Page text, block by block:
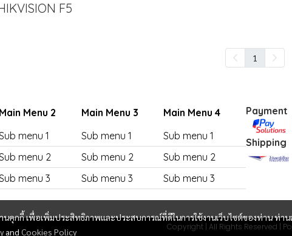
F5
1
นคุกกี้ เพื่อเพิ่มประสิทธิภาพและประสบการณ์ที่ดีในการใช้งานเว็บไซต์ของท่าน ท่าน
and Cookies Policy
Main Menu 2
menu 1
menu 2
menu 3
Main Menu 3
Sub menu 1
Sub menu 2
Sub menu 3
Main Menu 4
Sub menu 1
Sub menu 2
Sub menu 3
Payment
Shipping
Copyright | All Rights Reserved |